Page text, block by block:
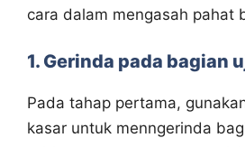
cara dalam mengasah pahat
1. Gerinda pada bagian
Pada tahap pertama,
kasar untuk menngerinda